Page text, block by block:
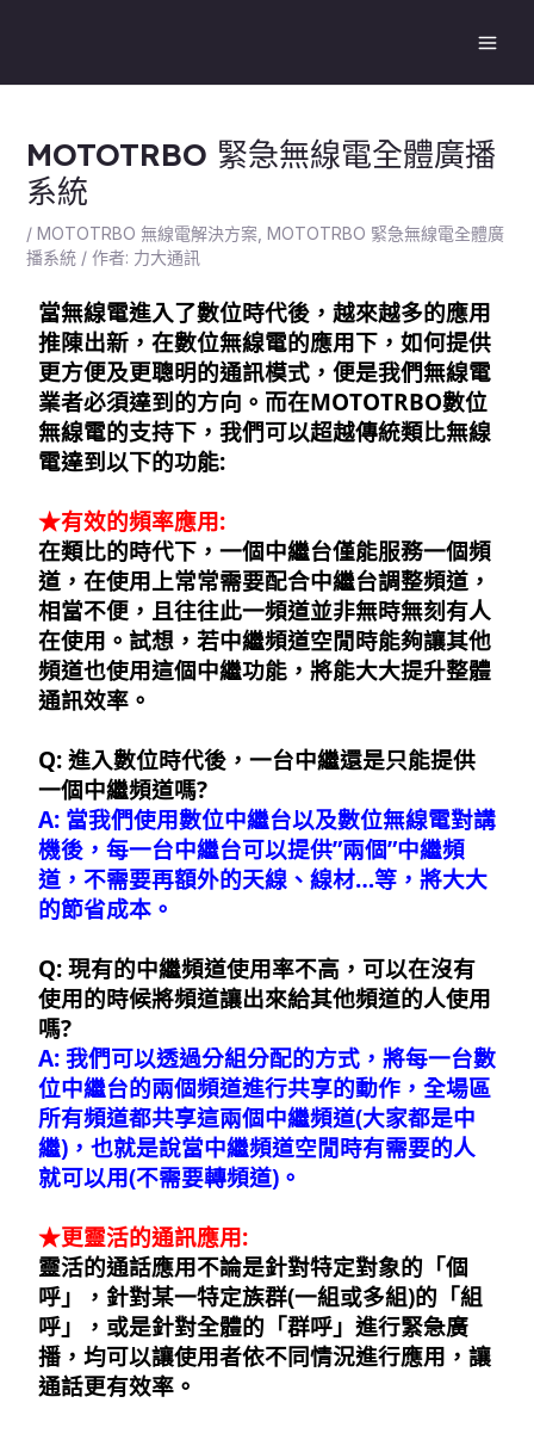
MOTOTRBO 緊急無線電全體廣播
系統
/ MOTOTRBO 無線電解決方案, MOTOTRBO 緊急無線電全體廣
播系統/ 作者: 力大通訊
當無線電進入了數位時代後，越來越多的應用
推陳出新，在數位無線電的應用下，如何提供
更方便及更聰明的通訊模式，便是我們無線電
業者必須達到的方向。而在MOTOTRBO數位
無線電的支持下，我們可以超越傳統類比無線
電達到以下的功能:
★有效的頻率應用:
在類比的時代下，一個中繼台僅能服務一個頻
道，在使用上常常需要配合中繼台調整頻道，
相當不便，且往往此一頻道並非無時無刻有人
在使用。試想，若中繼頻道空閒時能夠讓其他
頻道也使用這個中繼功能，將能大大提升整體
通訊效率。
Q: 進入數位時代後，一台中繼還是只能提供
一個中繼頻道嗎?
A: 當我們使用數位中繼台以及數位無線電對講
機後，每一台中繼台可以提供”兩個”中繼頻
道，不需要再額外的天線、線材…等，將大大
的節省成本。
Q: 現有的中繼頻道使用率不高，可以在沒有
使用的時候將頻道讓出來給其他頻道的人使用
嗎?
A: 我們可以透過分組分配的方式，將每一台數
位中繼台的兩個頻道進行共享的動作，全場區
所有頻道都共享這兩個中繼頻道(大家都是中
繼)，也就是說當中繼頻道空閒時有需要的人
就可以用(不需要轉頻道)。
★更靈活的通訊應用:
靈活的通話應用不論是針對特定對象的「個
呼」，針對某一特定族群(一組或多組)的「組
呼」，或是針對全體的「群呼」進行緊急廣
播，均可以讓使用者依不同情況進行應用，讓
通話更有效率。